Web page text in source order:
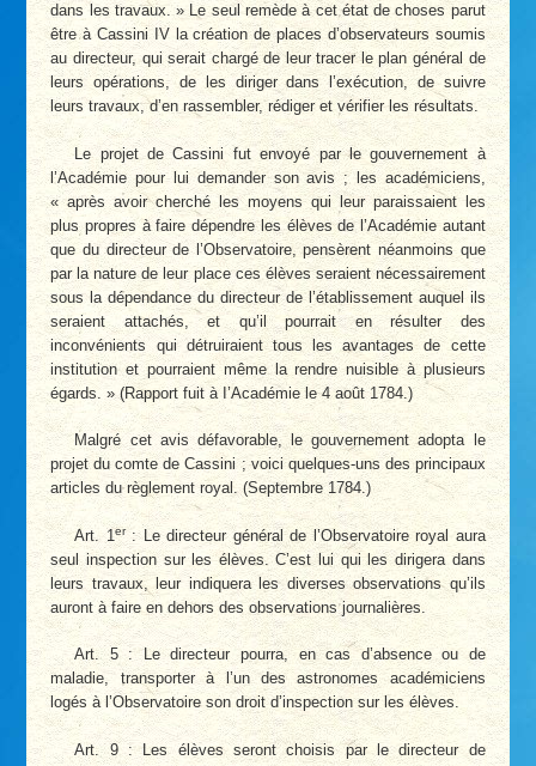
dans les travaux. » Le seul remède à cet état de choses parut
être à Cassini IV la création de places d’observateurs soumis
au directeur, qui serait chargé de leur tracer le plan général de
leurs opérations, de les diriger dans l’exécution, de suivre
leurs travaux, d’en rassembler, rédiger et vérifier les résultats.
Le projet de Cassini fut envoyé par le gouvernement à
l’Académie pour lui demander son avis ; les académiciens,
« après avoir cherché les moyens qui leur paraissaient les
plus propres à faire dépendre les élèves de l’Académie autant
que du directeur de l’Observatoire, pensèrent néanmoins que
par la nature de leur place ces élèves seraient nécessairement
sous la dépendance du directeur de l’établissement auquel ils
seraient attachés, et qu’il pourrait en résulter des
inconvénients qui détruiraient tous les avantages de cette
institution et pourraient même la rendre nuisible à plusieurs
égards. » (Rapport fuit à I’Académie le 4 août 1784.)
Malgré cet avis défavorable, le gouvernement adopta le
projet du comte de Cassini ; voici quelques-uns des principaux
articles du règlement royal. (Septembre 1784.)
Art. 1 er: Le directeur général de l’Observatoire royal aura
seul inspection sur les élèves. C’est lui qui les dirigera dans
leurs travaux, leur indiquera les diverses observations qu’ils
auront à faire en dehors des observations journalières.
Art. 5 : Le directeur pourra, en cas d’absence ou de
maladie, transporter à l’un des astronomes académiciens
logés à l’Observatoire son droit d’inspection sur les élèves.
Art. 9 : Les élèves seront choisis par le directeur de